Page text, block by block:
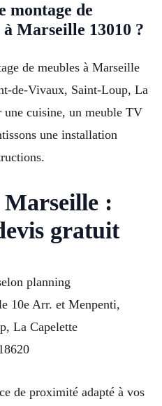
montage de
Marseille 13010 ?
de meubles à Marseille
de-Vivaux, Saint-Loup, La
une cuisine, un meuble TV
une installation
:
gratuit
planning
10e Arr. et Menpenti,
La Capelette
de proximité adapté à vos